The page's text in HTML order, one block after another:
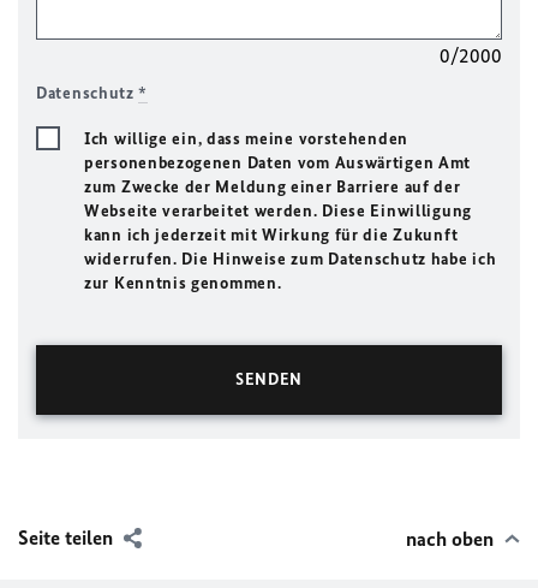
0/2000
Datenschutz*
Ich willige ein, dass meine vorstehenden
personenbezogenen Daten vom Auswärtigen Amt
zum Zwecke der Meldung einer Barriere auf der
Webseite verarbeitet werden. Diese Einwilligung
kann ich jederzeit mit Wirkung für die Zukunft
widerrufen. Die Hinweise zum Datenschutz habe ich
zur Kenntnis genommen.
Seite teilen nach oben